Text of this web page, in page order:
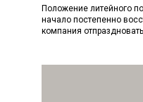
Положение литейного
начало постепенно
компания